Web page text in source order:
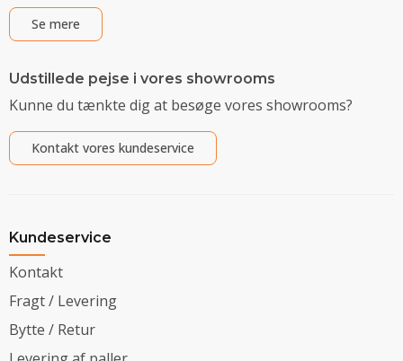
Se mere
Udstillede pejse i vores showrooms
Kunne du tænkte dig at besøge vores showrooms?
Kontakt vores kundeservice
Kundeservice
Kontakt
Fragt / Levering
Bytte / Retur